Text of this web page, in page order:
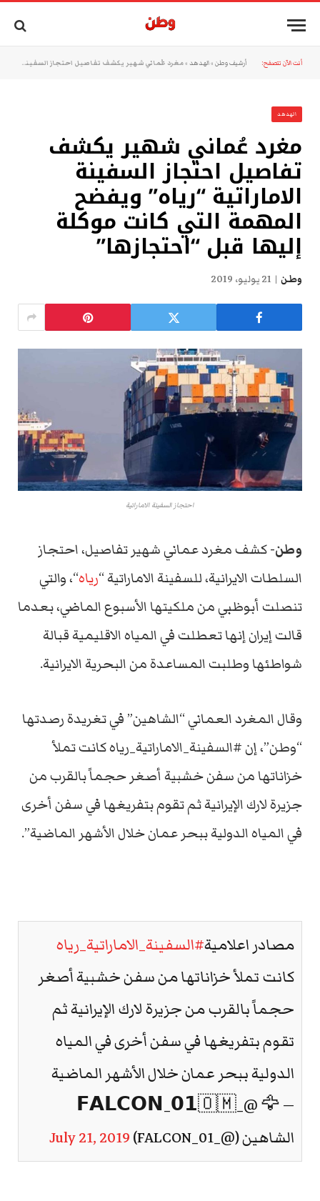
أنت الآن تتصفح: أرشيف وطن »الهدهد »مغرد عُماني شهير يكشف تفاصيل احتجاز السفينة الاماراتية “رياه” ويفضح المهمة التي كانت موكلة إليها قبل “احتجازها”
الهدهد
مغرد عُماني شهير يكشف
تفاصيل احتجاز السفينة
الاماراتية “رياه” ويفضح
المهمة التي كانت موكلة
إليها قبل “احتجازها”
وطن 21 يوليو، 2019
احتجاز السفينة الاماراتية
وطن-كشف مغرد عماني شهير تفاصيل، احتجاز
السلطات الايرانية، للسفينة الاماراتية “رياه“، والتي
تنصلت أبوظبي من ملكيتها الأسبوع الماضي، بعدما
قالت إيران إنها تعطلت في المياه الاقليمية قبالة
شواطئها وطلبت المساعدة من البحرية الايرانية.
وقال المغرد العماني “الشاهين” في تغريدة رصدتها
“وطن”، إن #السفينة_الاماراتية_رياه كانت تملأ
خزاناتها من سفن خشبية أصغر حجماً بالقرب من
جزيرة لارك الإيرانية ثم تقوم بتفريغها في سفن أخرى
في المياه الدولية ببحر عمان خلال الأشهر الماضية”.
مصادر اعلامية#السفينة_الاماراتية_رياه
كانت تملأ خزاناتها من سفن خشبية أصغر
حجماً بالقرب من جزيرة لارك الإيرانية ثم
تقوم بتفريغها في سفن أخرى في المياه
الدولية ببحر عمان خلال الأشهر الماضية
— 🦅 @_𝗙𝗔𝗟𝗖𝗢𝗡_𝟬𝟭🇴🇲
الشاهين (@_FALCON_01)
July 21, 2019